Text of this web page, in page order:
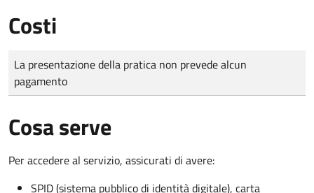
Costi
Tipo di pagamento
Importo
La presentazione della pratica non prevede alcun
pagamento
Cosa serve
Per accedere al servizio, assicurati di avere:
SPID (sistema pubblico di identità digitale), carta